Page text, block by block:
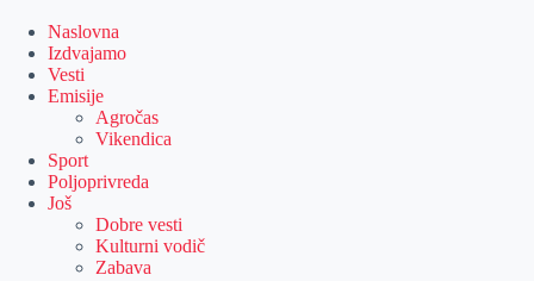
content
Naslovna
Izdvajamo
Vesti
Emisije
Agročas
Vikendica
Sport
Poljoprivreda
Još
Dobre vesti
Kulturni vodič
Zabava